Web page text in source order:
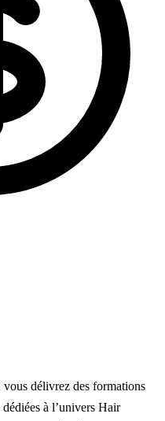
délivrez des formations
à l’univers Hair